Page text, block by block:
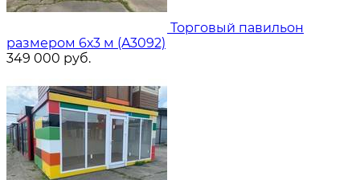
Торговый павильон
размером 6х3 м (A3092)
349 000 руб.